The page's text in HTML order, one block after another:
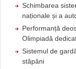
Schimbarea
naționale și a
Performanță
Olimpiadă
Sistemul de
stăpâni